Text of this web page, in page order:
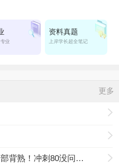
更多
最强政治结构图！五天全部背熟！冲刺80没问题！